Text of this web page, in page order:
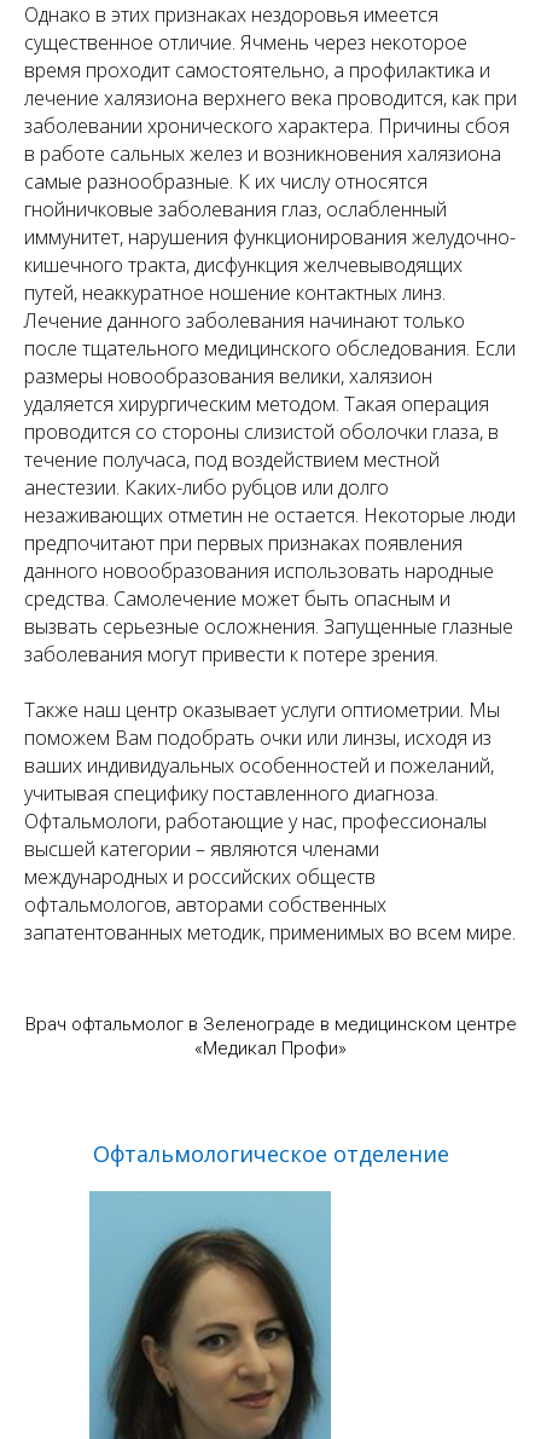
Однако в этих признаках нездоровья имеется
существенное отличие. Ячмень через некоторое
время проходит самостоятельно, а профилактика и
лечение халязиона верхнего века проводится, как при
заболевании хронического характера. Причины сбоя
в работе сальных желез и возникновения халязиона
самые разнообразные. К их числу относятся
гнойничковые заболевания глаз, ослабленный
иммунитет, нарушения функционирования желудочно-
кишечного тракта, дисфункция желчевыводящих
путей, неаккуратное ношение контактных линз.
Лечение данного заболевания начинают только
после тщательного медицинского обследования. Если
размеры новообразования велики, халязион
удаляется хирургическим методом. Такая операция
проводится со стороны слизистой оболочки глаза, в
течение получаса, под воздействием местной
анестезии. Каких-либо рубцов или долго
незаживающих отметин не остается. Некоторые люди
предпочитают при первых признаках появления
данного новообразования использовать народные
средства. Самолечение может быть опасным и
вызвать серьезные осложнения. Запущенные глазные
заболевания могут привести к потере зрения.
Также наш центр оказывает услуги оптиометрии. Мы
поможем Вам подобрать очки или линзы, исходя из
ваших индивидуальных особенностей и пожеланий,
учитывая специфику поставленного диагноза.
Офтальмологи, работающие у нас, профессионалы
высшей категории – являются членами
международных и российских обществ
офтальмологов, авторами собственных
запатентованных методик, применимых во всем мире.
Врач офтальмолог в Зеленограде в медицинском центре
«Медикал Профи»
Офтальмологическое отделение